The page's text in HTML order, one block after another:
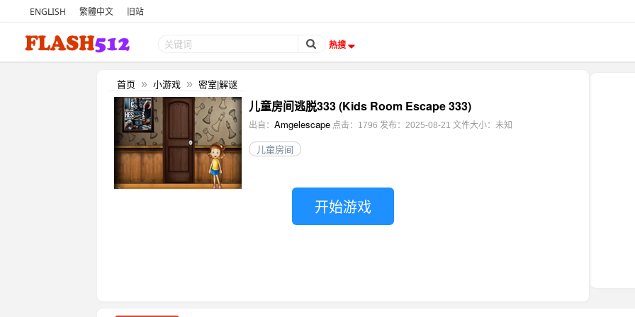
ENGLISH 繁體中文 旧站
热搜
首页 » 小游戏 » 密室|解谜
儿童房间逃脱333 (Kids Room Escape 333)
出自： Amgelescape 点击：1796 发布：2025-08-21 文件大小：未知
儿童房间
开始游戏